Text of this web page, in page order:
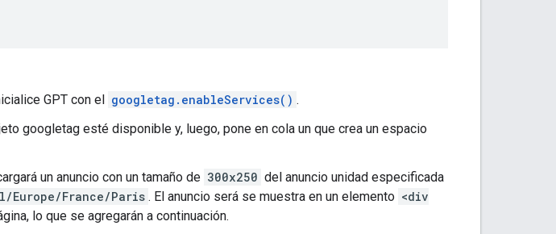
GPT con el googletag.enableServices() .
googletag esté disponible y, luego, pone en cola un que crea un espacio
un anuncio con un tamaño de 300x250 del anuncio unidad especificada
Europe/France/Paris . El anuncio será se muestra en un elemento <div
lo que se agregarán a continuación.